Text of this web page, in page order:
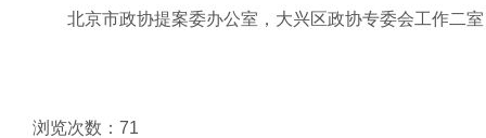
北京市政协提案委办公室，大兴区政协专委会工作二室
浏览次数： 71